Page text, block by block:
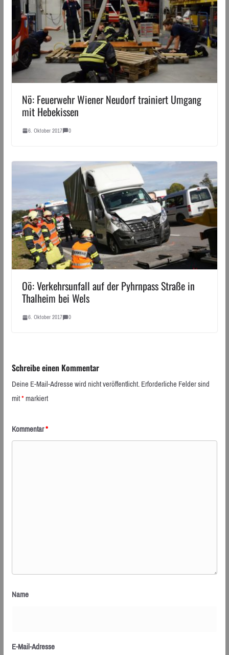
Nö: Feuerwehr Wiener Neudorf trainiert Umgang
mit Hebekissen
6. Oktober 2017 0
Oö: Verkehrsunfall auf der Pyhrnpass Straße in
Thalheim bei Wels
6. Oktober 2017 0
Schreibe einen Kommentar
Deine E-Mail-Adresse wird nicht veröffentlicht.Erforderliche Felder sind
mit*markiert
Kommentar*
Name
E-Mail-Adresse